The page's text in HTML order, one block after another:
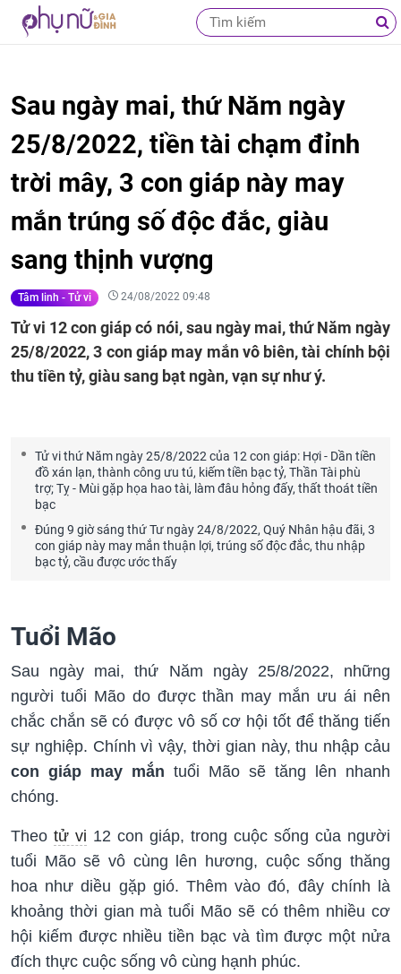
Sau ngày mai, thứ Năm ngày
25/8/2022, tiền tài chạm đỉnh
trời mây, 3 con giáp này may
mắn trúng số độc đắc, giàu
sang thịnh vượng
Tâm linh - Tử vi 24/08/2022 09:48
Tử vi 12 con giáp có nói, sau ngày mai, thứ Năm ngày
25/8/2022, 3 con giáp may mắn vô biên, tài chính bội
thu tiền tỷ, giàu sang bạt ngàn, vạn sự như ý.
Tử vi thứ Năm ngày 25/8/2022 của 12 con giáp: Hợi - Dần tiền
đồ xán lạn, thành công ưu tú, kiếm tiền bạc tỷ, Thần Tài phù
trợ; Tỵ - Mùi gặp họa hao tài, làm đâu hỏng đấy, thất thoát tiền
bạc
Đúng 9 giờ sáng thứ Tư ngày 24/8/2022, Quý Nhân hậu đãi, 3
con giáp này may mắn thuận lợi, trúng số độc đắc, thu nhập
bạc tỷ, cầu được ước thấy
Tuổi Mão
Sau ngày mai, thứ Năm ngày 25/8/2022, những
người tuổi Mão do được thần may mắn ưu ái nên
chắc chắn sẽ có được vô số cơ hội tốt để thăng tiến
sự nghiệp. Chính vì vậy, thời gian này, thu nhập cảu
con giáp may mắn tuổi Mão sẽ tăng lên nhanh
chóng.
Theo tử vi 12 con giáp, trong cuộc sống của người
tuổi Mão sẽ vô cùng lên hương, cuộc sống thăng
hoa như diều gặp gió. Thêm vào đó, đây chính là
khoảng thời gian mà tuổi Mão sẽ có thêm nhiều cơ
hội kiếm được nhiều tiền bạc và tìm được một nửa
đích thực cuộc sống vô cùng hạnh phúc.